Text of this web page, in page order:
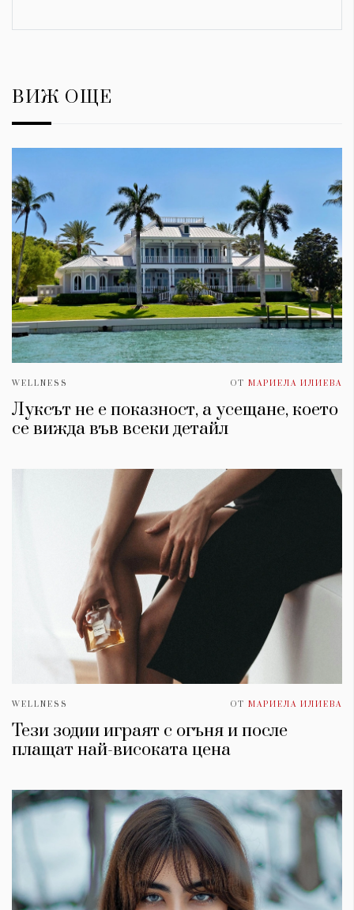
ВИЖ ОЩЕ
WELLNESS ОТ МАРИЕЛА ИЛИЕВА
Луксът не е показност, а усещане, което
се вижда във всеки детайл
WELLNESS ОТ МАРИЕЛА ИЛИЕВА
Тези зодии играят с огъня и после
плащат най-високата цена